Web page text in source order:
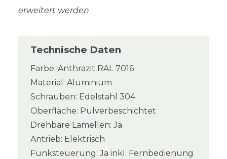
erweitert werden
Technische Daten
Farbe: Anthrazit RAL 7016
Material: Aluminium
Schrauben: Edelstahl 304
Oberfläche: Pulverbeschichtet
Drehbare Lamellen: Ja
Antrieb: Elektrisch
Funksteuerung: Ja inkl. Fernbedienung